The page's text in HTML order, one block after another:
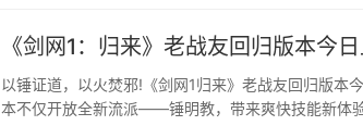
《剑网1：归来》老战友回归版本今
以锤证道，以火焚邪!《剑网1归来》老战友回归版本
本不仅开放全新流派——锤明教，带来爽快技能新体